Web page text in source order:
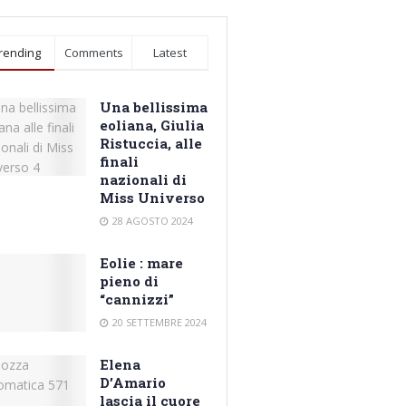
Comments Latest
Una bellissima
eoliana, Giulia
Ristuccia, alle
finali
nazionali di
Miss Universo
28 AGOSTO 2024
Eolie : mare
pieno di
“cannizzi”
20 SETTEMBRE 2024
Elena
D’Amario
lascia il cuore